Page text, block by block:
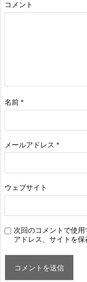
コメント
名前 *
メールアドレス *
ウェブサイト
次回のコメントで使
アドレス、サイトを保